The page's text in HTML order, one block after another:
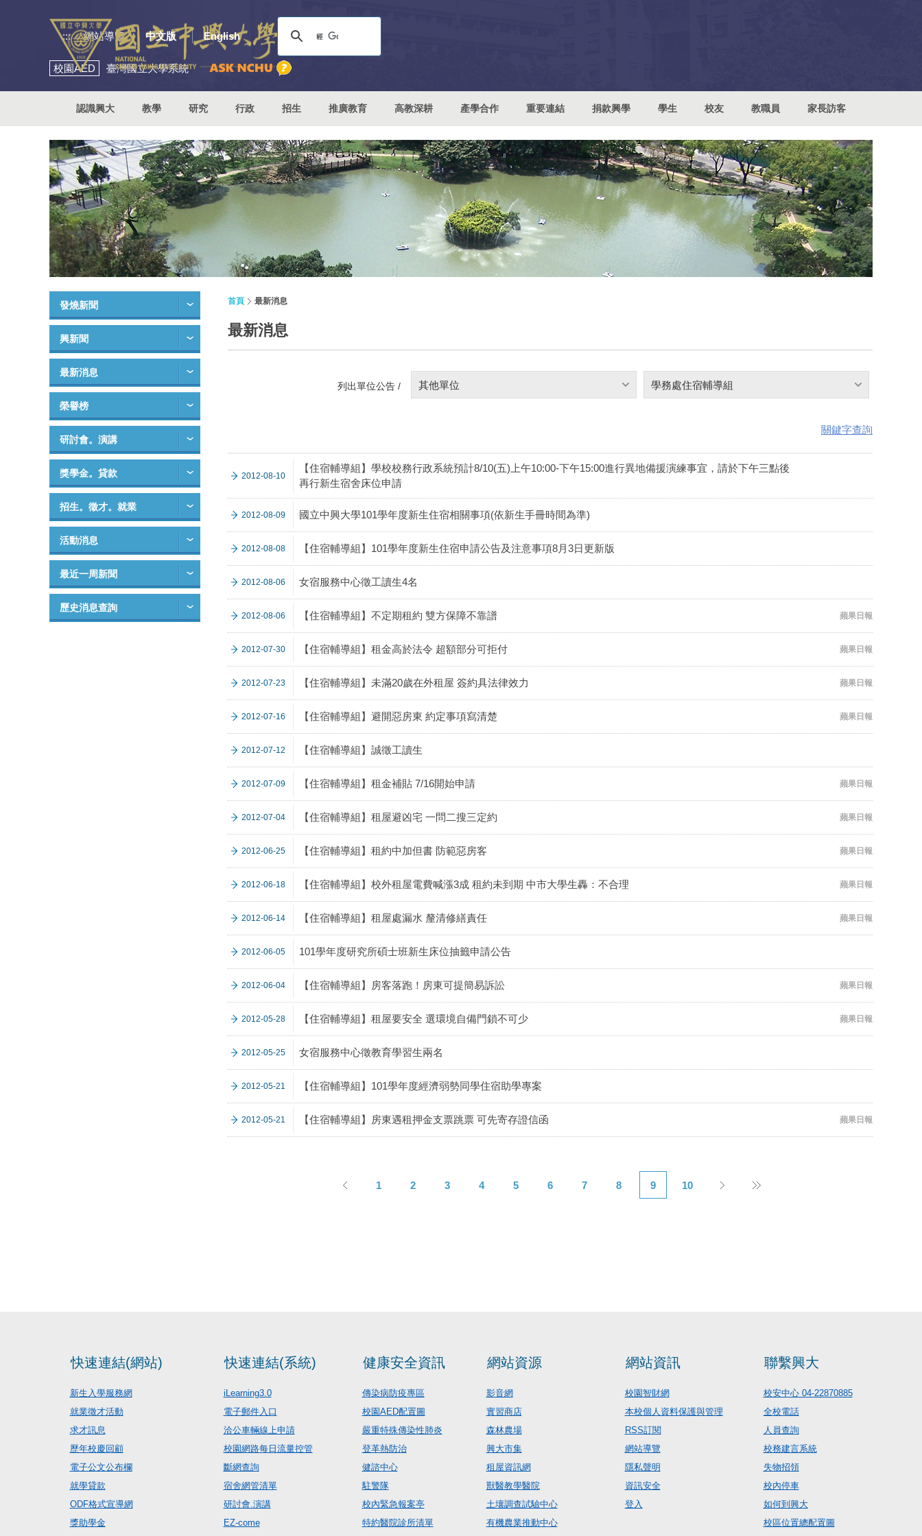
::: 網站導覽 中文版 English
校園AED 臺灣國立大學系統
認識興大 教學 研究 行政 招生 推廣教育 高教深耕 產學合作 重要連結 捐款興學 學生 校友 教職員 家長訪客
發燒新聞
興新聞
最新消息
榮譽榜
研討會。演講
獎學金。貸款
招生。徵才。就業
活動消息
最近一周新聞
歷史消息查詢
首頁 最新消息
最新消息
列出單位公告 / 其他單位 學務處住宿輔導組
關鍵字查詢
2012-08-10
【住宿輔導組】學校校務行政系統預計8/10(五)上午10:00-下午15:00進行異地備援演練事宜，請於下午三點後
再行新生宿舍床位申請
2012-08-09 國立中興大學101學年度新生住宿相關事項(依新生手冊時間為準)
2012-08-08 【住宿輔導組】101學年度新生住宿申請公告及注意事項8月3日更新版
2012-08-06 女宿服務中心徵工讀生4名
2012-08-06 【住宿輔導組】不定期租約 雙方保障不靠譜 蘋果日報
2012-07-30 【住宿輔導組】租金高於法令 超額部分可拒付 蘋果日報
2012-07-23 【住宿輔導組】未滿20歲在外租屋 簽約具法律效力 蘋果日報
2012-07-16 【住宿輔導組】避開惡房東 約定事項寫清楚 蘋果日報
2012-07-12 【住宿輔導組】誠徵工讀生
2012-07-09 【住宿輔導組】租金補貼 7/16開始申請 蘋果日報
2012-07-04 【住宿輔導組】租屋避凶宅 一問二搜三定約 蘋果日報
2012-06-25 【住宿輔導組】租約中加但書 防範惡房客 蘋果日報
2012-06-18 【住宿輔導組】校外租屋電費喊漲3成 租約未到期 中市大學生轟：不合理 蘋果日報
2012-06-14 【住宿輔導組】租屋處漏水 釐清修繕責任 蘋果日報
2012-06-05 101學年度研究所碩士班新生床位抽籤申請公告
2012-06-04 【住宿輔導組】房客落跑！房東可提簡易訴訟 蘋果日報
2012-05-28 【住宿輔導組】租屋要安全 選環境自備門鎖不可少 蘋果日報
2012-05-25 女宿服務中心徵教育學習生兩名
2012-05-21 【住宿輔導組】101學年度經濟弱勢同學住宿助學專案
2012-05-21 【住宿輔導組】房東遇租押金支票跳票 可先寄存證信函 蘋果日報
1 2 3 4 5 6 7 8 9 10
快速連結(網站)
新生入學服務網
就業徵才活動
求才訊息
歷年校慶回顧
電子公文公布欄
就學貸款
ODF格式宣導網
獎助學金
快速連結(系統)
iLearning3.0
電子郵件入口
洽公車輛線上申請
校園網路每日流量控管
斷網查詢
宿舍網管清單
研討會.演講
EZ-come
健康安全資訊
傳染病防疫專區
校園AED配置圖
嚴重特殊傳染性肺炎
登革熱防治
健諮中心
駐警隊
校內緊急報案亭
特約醫院診所清單
網站資源
影音網
實習商店
森林農場
興大市集
租屋資訊網
獸醫教學醫院
土壤調查試驗中心
有機農業推動中心
網站資訊
校園智財網
本校個人資料保護與管理
RSS訂閱
網站導覽
隱私聲明
資訊安全
登入
聯繫興大
校安中心 04-22870885
全校電話
人員查詢
校務建言系統
失物招領
校內停車
如何到興大
校區位置總配置圖